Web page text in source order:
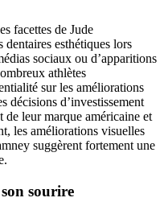
facettes de Jude
esthétiques lors
sociaux ou d’apparitions
athlètes
sur les améliorations
décisions d’investissement
de leur marque américaine et
les améliorations visuelles
suggèrent fortement une
sourire